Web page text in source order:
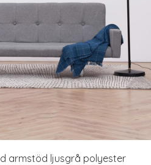
armstöd ljusgrå polyester